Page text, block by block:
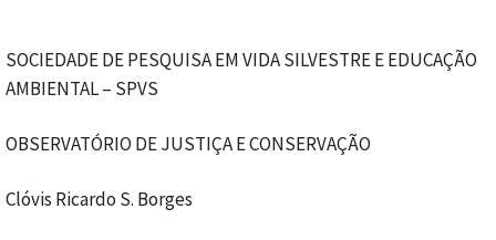
SOCIEDADE DE PESQUISA EM VIDA SILVESTRE E EDUCAÇÃO
AMBIENTAL – SPVS
OBSERVATÓRIO DE JUSTIÇA E CONSERVAÇÃO
Clóvis Ricardo S. Borges